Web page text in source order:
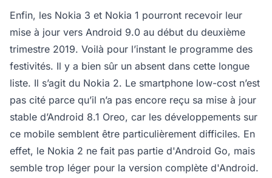
Enfin, les Nokia 3 et Nokia 1 pourront recevoir leur
mise à jour vers Android 9.0 au début du deuxième
trimestre 2019. Voilà pour l’instant le programme des
festivités. Il y a bien sûr un absent dans cette longue
liste. Il s’agit du Nokia 2. Le smartphone low-cost n’est
pas cité parce qu’il n’a pas encore reçu sa mise à jour
stable d’Android 8.1 Oreo, car les développements sur
ce mobile semblent être particulièrement difficiles. En
effet, le Nokia 2 ne fait pas partie d'Android Go, mais
semble trop léger pour la version complète d'Android.